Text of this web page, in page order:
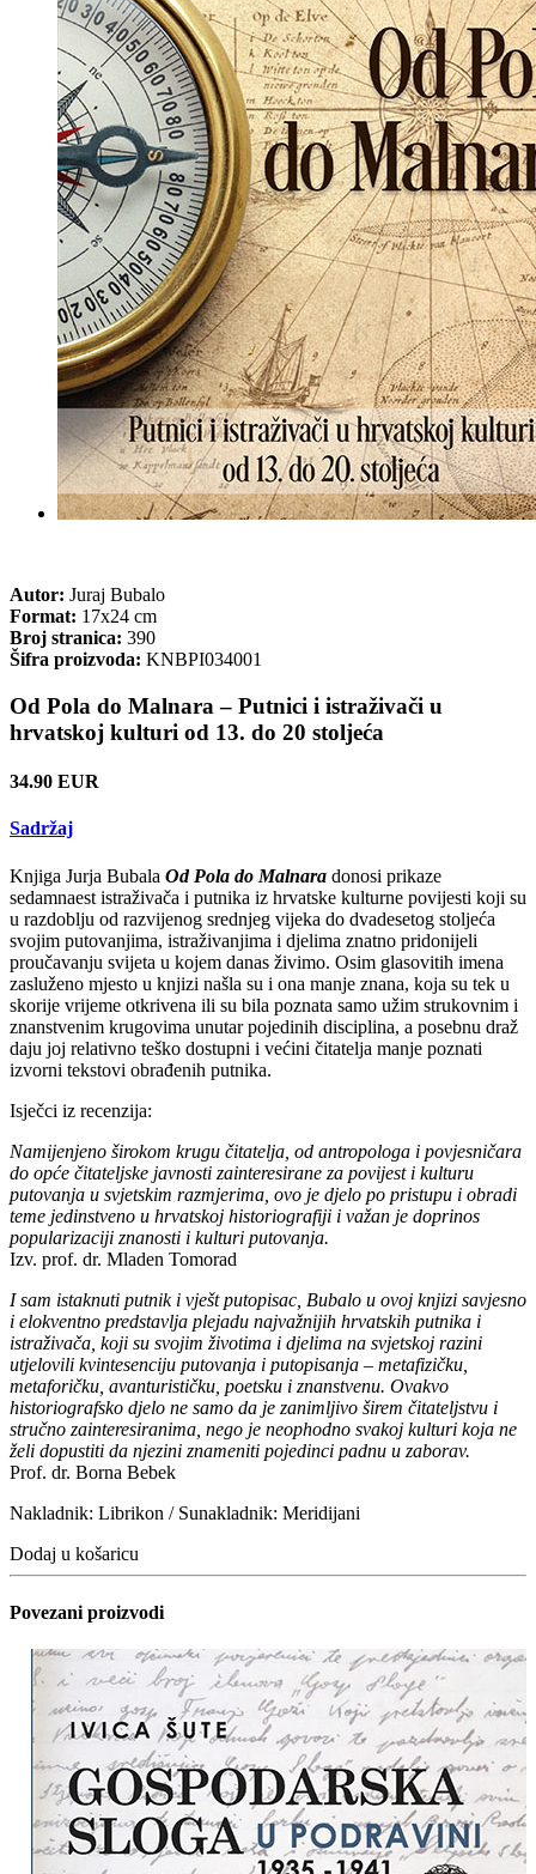
Autor: Juraj Bubalo
Format: 17x24 cm
Broj stranica: 390
Šifra proizvoda: KNBPI034001
Od Pola do Malnara – Putnici i istraživači u
hrvatskoj kulturi od 13. do 20 stoljeća
34.90 EUR
Sadržaj
Knjiga Jurja Bubala Od Pola do Malnara donosi prikaze
sedamnaest istraživača i putnika iz hrvatske kulturne povijesti koji su
u razdoblju od razvijenog srednjeg vijeka do dvadesetog stoljeća
svojim putovanjima, istraživanjima i djelima znatno pridonijeli
proučavanju svijeta u kojem danas živimo. Osim glasovitih imena
zasluženo mjesto u knjizi našla su i ona manje znana, koja su tek u
skorije vrijeme otkrivena ili su bila poznata samo užim strukovnim i
znanstvenim krugovima unutar pojedinih disciplina, a posebnu draž
daju joj relativno teško dostupni i većini čitatelja manje poznati
izvorni tekstovi obrađenih putnika.
Isječci iz recenzija:
Namijenjeno širokom krugu čitatelja, od antropologa i povjesničara
do opće čitateljske javnosti zainteresirane za povijest i kulturu
putovanja u svjetskim razmjerima, ovo je djelo po pristupu i obradi
teme jedinstveno u hrvatskoj historiografiji i važan je doprinos
popularizaciji znanosti i kulturi putovanja.
Izv. prof. dr. Mladen Tomorad
I sam istaknuti putnik i vješt putopisac, Bubalo u ovoj knjizi savjesno
i elokventno predstavlja plejadu najvažnijih hrvatskih putnika i
istraživača, koji su svojim životima i djelima na svjetskoj razini
utjelovili kvintesenciju putovanja i putopisanja – metafizičku,
metaforičku, avanturističku, poetsku i znanstvenu. Ovakvo
historiografsko djelo ne samo da je zanimljivo širem čitateljstvu i
stručno zainteresiranima, nego je neophodno svakoj kulturi koja ne
želi dopustiti da njezini znameniti pojedinci padnu u zaborav.
Prof. dr. Borna Bebek
Nakladnik: Librikon / Sunakladnik: Meridijani
Dodaj u košaricu
Povezani proizvodi